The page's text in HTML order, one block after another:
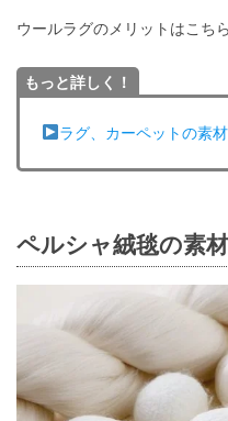
ウールラグのメリットはこち
もっと詳しく！
ラグ、カーペットの素
ペルシャ絨毯の素